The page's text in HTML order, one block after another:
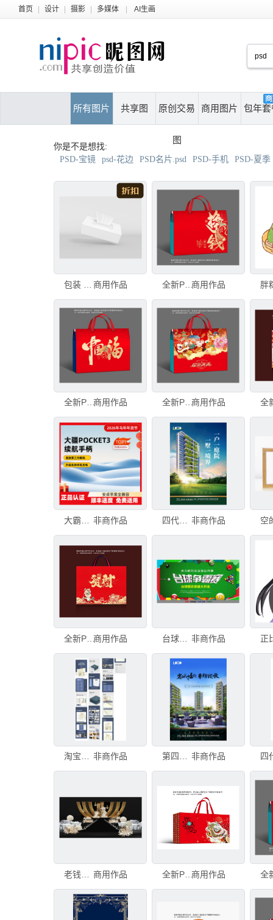
首页 设计 摄影 多媒体 AI生画
所有图片 共享图 原创交易
图
商用图片 包年套
你是不是想找:
PSD-宝镜 psd-花边 PSD名片.psd PSD-手机 PSD-夏季
商用作品 全新PSD分层年货礼盒挣钱商用作品
全新PSD分层年货礼盒中国福商用作品 全新PSD分层年货礼盒福气满满商用作品
非商作品 四代住宅海报设计PSD分层 非商作品
全新PSD分层年货礼盒发财商用作品 台球争霸赛PSD 非商作品
淘宝天猫包装psd模版详情页 非商作品 第四代住宅DM单海报PSD分层 非商作品
商用作品 全新PSD分层年货礼盒泼天富贵正面商用作品